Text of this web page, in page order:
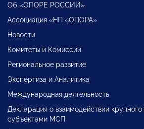
Об «ОПОРЕ РОССИИ»
Ассоциация «НП «ОПОРА»
Новости
Комитеты и Комиссии
Региональное развитие
Экспертиза и Аналитика
Международная деятельность
Декларация о взаимодействии крупного
субъектами МСП